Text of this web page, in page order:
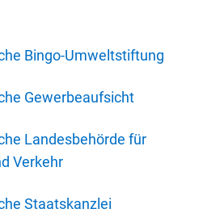
Bingo-Umweltstiftung
Gewerbeaufsicht
Landesbehörde für
Verkehr
Staatskanzlei